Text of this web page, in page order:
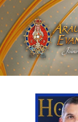
HOME
QUEM SOMOS